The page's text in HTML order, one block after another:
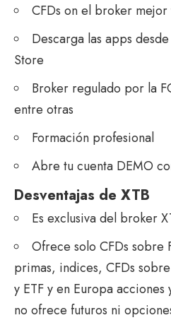
CFDs on el broker mejor
Descarga las apps
Store
Broker regulado por la
entre otras
Formación profesional
Abre tu cuenta DEMO
Desventajas de XTB
Es exclusiva del broker
Ofrece solo CFDs sobre
primas, indices, CFDs
y ETF y en Europa acciones
no ofrece futuros ni